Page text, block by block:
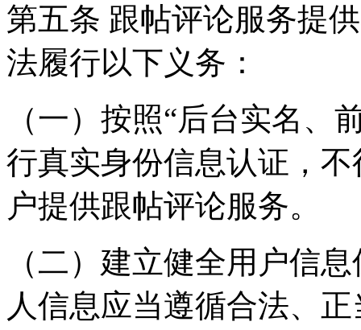
第五条 跟帖评论服务提
法履行以下义务：
（一）按照“后台实名、
行真实身份信息认证，
户提供跟帖评论服务。
（二）建立健全用户信
人信息应当遵循合法、